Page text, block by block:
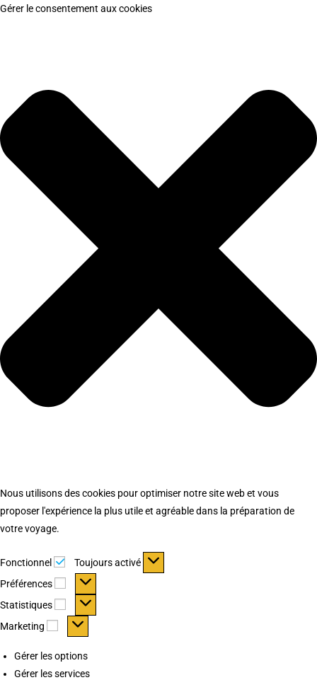
Gérer le consentement aux cookies
Nous utilisons des cookies pour optimiser notre site web et vous
proposer l'expérience la plus utile et agréable dans la préparation de
votre voyage.
Fonctionnel Fonctionnel
Toujours activé
Préférences
Préférences
Statistiques Statistiques
Marketing Marketing
Gérer les options
Gérer les services